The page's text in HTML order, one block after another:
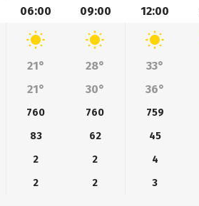
06:00 09:00 12:00
21° 28° 33°
21° 30° 36°
760 760 759
83 62 45
2 2 4
2 2 3